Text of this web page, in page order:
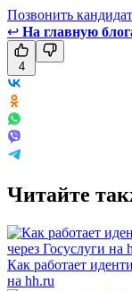
Позвонить
↩ На главную
4
Читайте
Как работает
на hh.ru